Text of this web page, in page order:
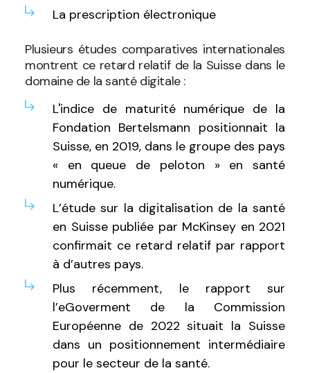
La prescription électronique
Plusieurs études comparatives internationales
montrent ce retard relatif de la Suisse dans le
domaine de la santé digitale :
L'indice de maturité numérique de la
Fondation Bertelsmann positionnait la
Suisse, en 2019, dans le groupe des pays
« en queue de peloton » en santé
numérique.
L’étude sur la digitalisation de la santé
en Suisse publiée par McKinsey en 2021
confirmait ce retard relatif par rapport
à d’autres pays.
Plus récemment, le rapport sur
l’eGoverment de la Commission
Européenne de 2022 situait la Suisse
dans un positionnement intermédiaire
pour le secteur de la santé.